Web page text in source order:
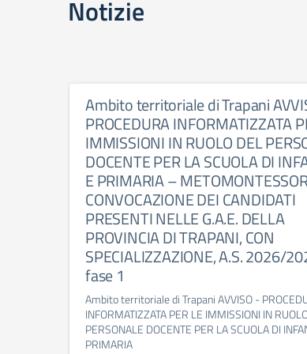
Notizie
Ambito territoriale di Trapani
PROCEDURA INFORMATIZZATA
IMMISSIONI IN RUOLO DEL
DOCENTE PER LA SCUOLA DI
E PRIMARIA –
CONVOCAZIONE DEI CANDIDATI
PRESENTI NELLE G.A.E. DELLA
PROVINCIA DI TRAPANI, CON
SPECIALIZZAZIONE, A.S. 2026/
fase 1
Ambito territoriale di Trapani AVVISO -
INFORMATIZZATA PER LE IMMISSIONI IN
PERSONALE DOCENTE PER LA SCUOLA DI
PRIMARIA